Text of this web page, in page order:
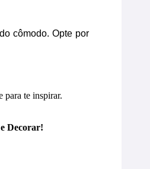
cômodo. Opte por
para te inspirar.
Decorar!